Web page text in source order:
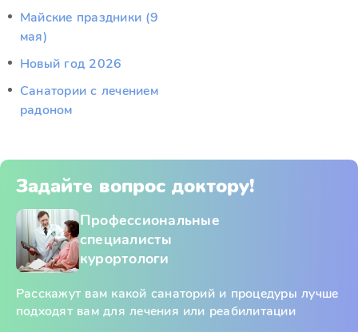
Майские праздники (9
мая)
Новый год 2026
Санатории с лечением
радоном
Задайте вопрос доктору!
Профессиональные
специалисты
курортологи
Расскажут вам какой санаторий и процедуры лучше
подходят вам для лечения или реабилитации